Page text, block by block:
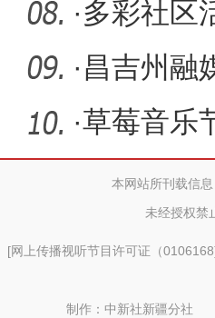
·多彩社区
·昌吉州融
织通讯员
·草莓音乐
本网站所刊载信
未经授权禁
[网上传播视听节目许可证（
制作：中新社新疆分